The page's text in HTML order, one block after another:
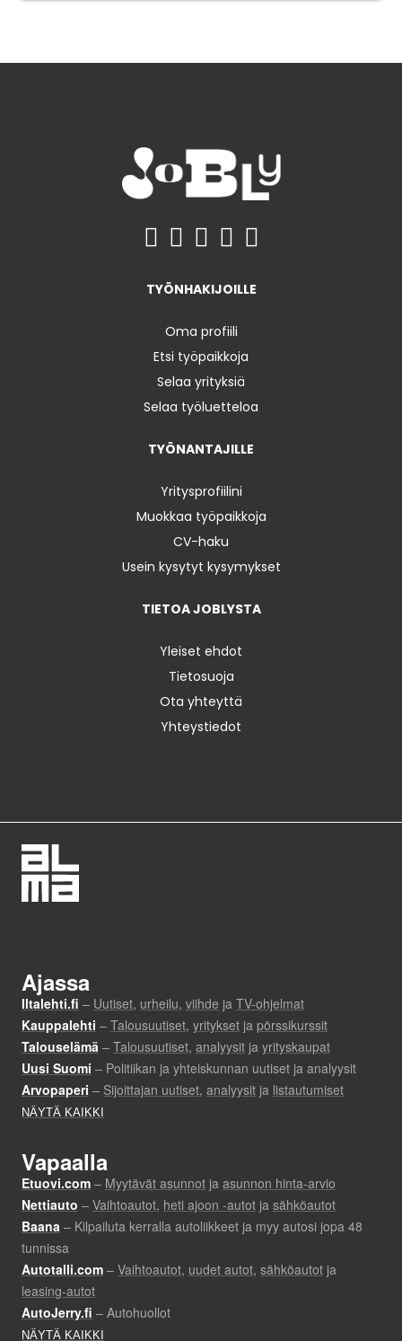
TYÖNHAKIJOILLE
Oma profiili
Etsi työpaikkoja
Selaa yrityksiä
Selaa työluetteloa
TYÖNANTAJILLE
Yritysprofiilini
Muokkaa työpaikkoja
CV-haku
Usein kysytyt kysymykset
TIETOA JOBLYSTA
Yleiset ehdot
Tietosuoja
Ota yhteyttä
Yhteystiedot